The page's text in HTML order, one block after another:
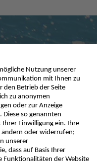
absenden